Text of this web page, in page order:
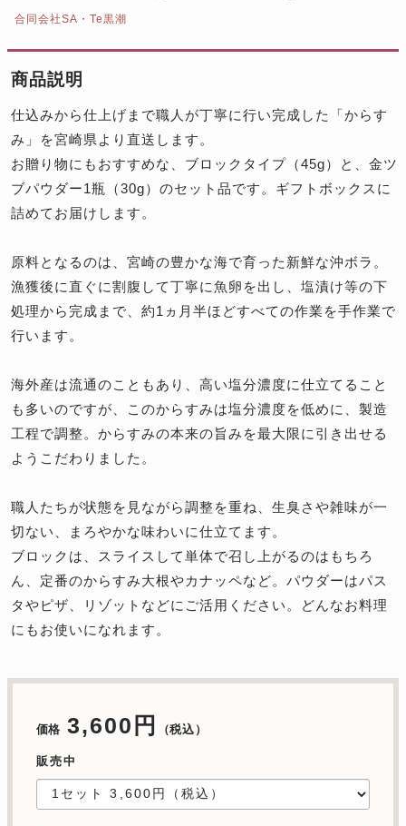
合同会社SA・Te黒潮
商品説明
仕込みから仕上げまで職人が丁寧に行い完成した「からす
み」を宮崎県より直送します。
お贈り物にもおすすめな、ブロックタイプ（45g）と、金ツ
ブパウダー1瓶（30g）のセット品です。ギフトボックスに
詰めてお届けします。
原料となるのは、宮崎の豊かな海で育った新鮮な沖ボラ。
漁獲後に直ぐに割腹して丁寧に魚卵を出し、塩漬け等の下
処理から完成まで、約1ヵ月半ほどすべての作業を手作業で
行います。
海外産は流通のこともあり、高い塩分濃度に仕立てること
も多いのですが、このからすみは塩分濃度を低めに、製造
工程で調整。からすみの本来の旨みを最大限に引き出せる
ようこだわりました。
職人たちが状態を見ながら調整を重ね、生臭さや雑味が一
切ない、まろやかな味わいに仕立てます。
ブロックは、スライスして単体で召し上がるのはもちろ
ん、定番のからすみ大根やカナッペなど。パウダーはパス
タやピザ、リゾットなどにご活用ください。どんなお料理
にもお使いになれます。
価格 3,600円 （税込）
販売中